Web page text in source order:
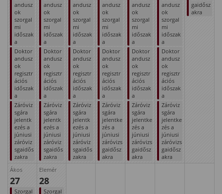
andusz
ok
szorgal
mi
időszak
a
Doktor
andusz
ok
regisztr
ációs
időszak
a
Záróviz
sgára
jelentk
ezés a
júniusi
záróviz
sgaidős
zakra
andusz
ok
szorgal
mi
időszak
a
Doktor
andusz
ok
regisztr
ációs
időszak
a
Záróviz
sgára
jelentk
ezés a
júniusi
záróviz
sgaidős
zakra
andusz
ok
szorgal
mi
időszak
a
Doktor
andusz
ok
regisztr
ációs
időszak
a
Záróviz
sgára
jelentk
ezés a
júniusi
záróviz
sgaidős
zakra
andusz
ok
szorgal
mi
időszak
a
Doktor
andusz
ok
regisztr
ációs
időszak
a
Záróviz
sgára
jelentke
zés a
júniusi
záróvizs
gaidősz
akra
andusz
ok
szorgal
mi
időszak
a
Doktor
andusz
ok
regisztr
ációs
időszak
a
Záróviz
sgára
jelentke
zés a
júniusi
záróvizs
gaidősz
akra
andusz
ok
szorgal
mi
időszak
a
Doktor
andusz
ok
regisztr
ációs
időszak
a
Záróviz
sgára
jelentke
zés a
júniusi
záróvizs
gaidősz
akra
gaidősz
akra
Ákos
27
Szorgal
Elemér
28
Szorgal